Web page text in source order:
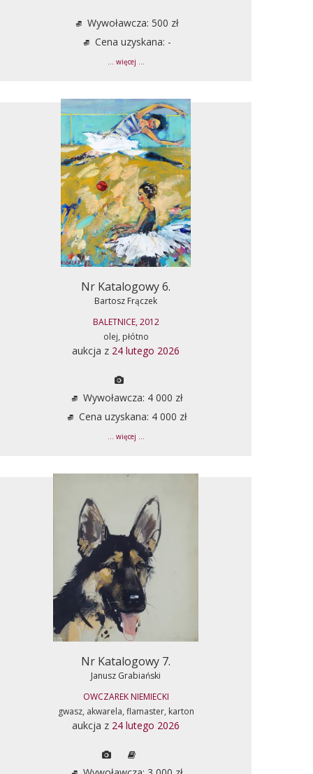
Wywoławcza: 500 zł
Cena uzyskana: -
... więcej ...
Nr Katalogowy 6.
Bartosz Frączek
BALETNICE, 2012
olej, płótno
aukcja z 24 lutego 2026
Wywoławcza: 4 000 zł
Cena uzyskana: 4 000 zł
... więcej ...
Nr Katalogowy 7.
Janusz Grabiański
OWCZAREK NIEMIECKI
gwasz, akwarela, flamaster, karton
aukcja z 24 lutego 2026